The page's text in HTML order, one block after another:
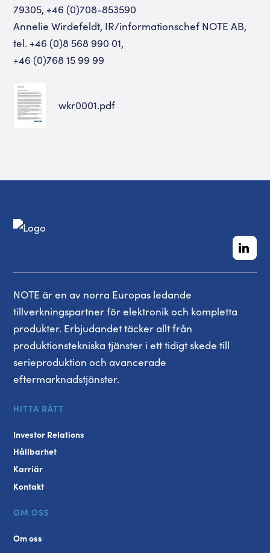
79305, +46 (0)708-853590
Annelie Wirdefeldt, IR/informationschef NOTE AB,
tel. +46 (0)8 568 990 01,
+46 (0)768 15 99 99
wkr0001.pdf
NOTE är en av norra Europas ledande
tillverkningspartner för elektronik och kompletta
produkter. Erbjudandet täcker allt från
produktionstekniska tjänster i ett tidigt skede till
serieproduktion och avancerade
eftermarknadstjänster.
HITTA RÄTT
Investor Relations
Hållbarhet
Karriär
Kontakt
OM OSS
Om oss